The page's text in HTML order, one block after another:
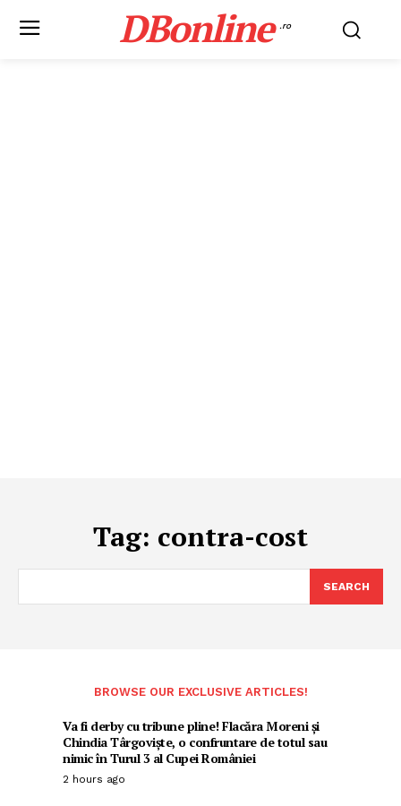
DBonline .ro
Tag: contra-cost
SEARCH
BROWSE OUR EXCLUSIVE ARTICLES!
Va fi derby cu tribune pline! Flacăra Moreni și
Chindia Târgoviște, o confruntare de totul sau
nimic în Turul 3 al Cupei României
2 hours ago